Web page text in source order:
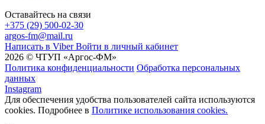
Оставайтесь на связи
+375 (29) 500-02-30
argos-fm@mail.ru
Написать в Viber Войти в личный кабинет
2026 © ЧТУП «Аргос-ФМ»
Политика конфиденциальности Обработка персональных
данных
Instagram
Для обеспечения удобства пользователей сайта используются
cookies. Подробнее в Политике использования cookies.